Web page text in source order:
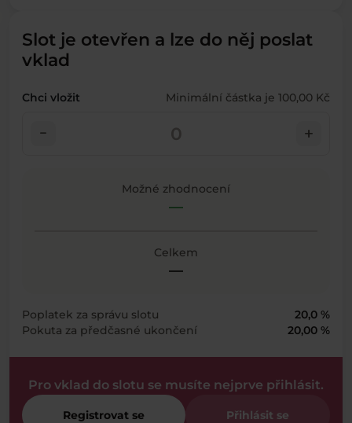
Slot je otevřen a lze do něj poslat
vklad
Chci vložit Minimální částka je 100,00 Kč
check_indeterminate_small add
Možné zhodnocení
—
Celkem
—
Poplatek za správu slotu
20,0 %
Pokuta za předčasné ukončení
20,00 %
Pro vklad do slotu se musíte nejprve přihlásit.
Registrovat se Přihlásit se